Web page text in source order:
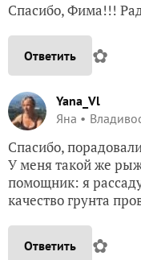
Спасибо, Фима!!!
Ответить ✿
Yana_Vl
Яна
Спасибо,
У меня такой же
помощник: я
качество грунта
Ответить ✿